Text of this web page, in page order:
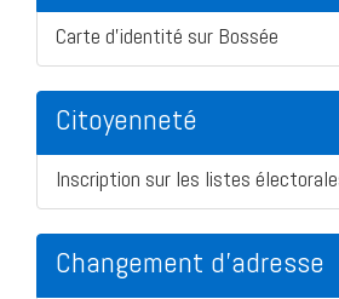
Carte d'identité sur Bossée
Citoyenneté
Inscription sur les listes
Changement d'adresse